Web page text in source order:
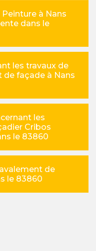
à Nans
dans le
les travaux de
façade à Nans
les
Cribos
le 83860
de
le 83860